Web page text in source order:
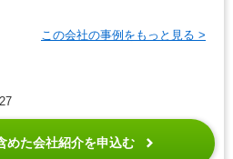
この会社の事例をもっと見る >
めた会社紹介を申込む